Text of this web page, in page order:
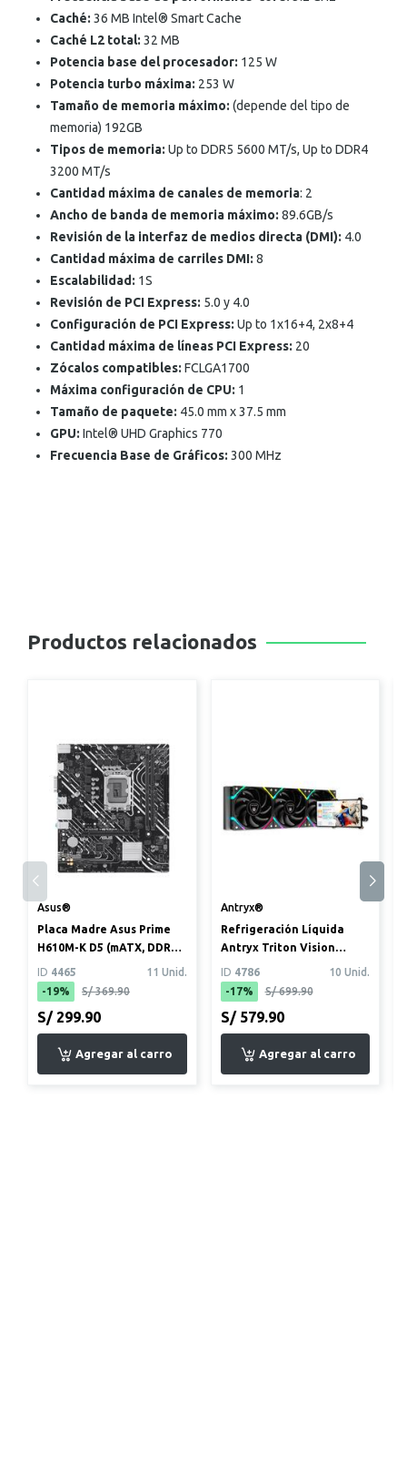
Caché: 36 MB Intel® Smart Cache
Caché L2 total: 32 MB
Potencia base del procesador: 125 W
Potencia turbo máxima: 253 W
Tamaño de memoria máximo: (depende del tipo de
memoria) 192GB
Tipos de memoria: Up to DDR5 5600 MT/s, Up to DDR4
3200 MT/s
Cantidad máxima de canales de memoria: 2
Ancho de banda de memoria máximo: 89.6GB/s
Revisión de la interfaz de medios directa (DMI): 4.0
Cantidad máxima de carriles DMI: 8
Escalabilidad: 1S
Revisión de PCI Express: 5.0 y 4.0
Configuración de PCI Express: Up to 1x16+4, 2x8+4
Cantidad máxima de líneas PCI Express: 20
Zócalos compatibles: FCLGA1700
Máxima configuración de CPU: 1
Tamaño de paquete: 45.0 mm x 37.5 mm
GPU: Intel® UHD Graphics 770
Frecuencia Base de Gráficos: 300 MHz
Productos relacionados
Asus®
Placa Madre Asus Prime
H610M-K D5 (mATX, DDR5,
Intel LGA1700)
ID 4465
11 Unid.
-19%
S/ 369.90
S/ 299.90
Antryx®
Refrigeración Líquida
Antryx Triton Vision
SP360 ARGB con pantalla
ID 4786
10 Unid.
-17%
S/ 699.90
S/ 579.90